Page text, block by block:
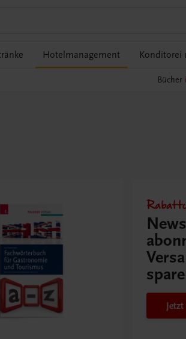
Hotelmanagement Konditorei
Bücher